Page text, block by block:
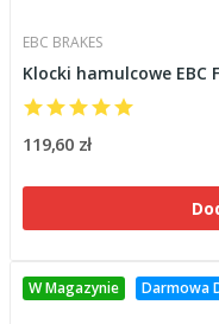
EBC BRAKES
Klocki hamulcowe EBC
119,60 zł
W Magazynie Darmowa